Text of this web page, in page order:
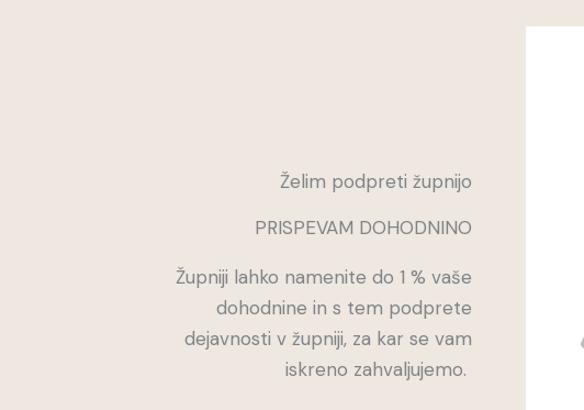
Želim podpreti župnijo
PRISPEVAM DOHODNINO
Župniji lahko namenite do 1 % vaše
dohodnine in s tem podprete
dejavnosti v župniji, za kar se vam
iskreno zahvaljujemo.